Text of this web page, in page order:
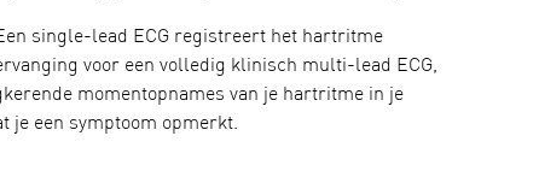
single-lead ECG registreert het hartritme
voor een volledig klinisch multi-lead ECG,
momentopnames van je hartritme in je
je een symptoom opmerkt.